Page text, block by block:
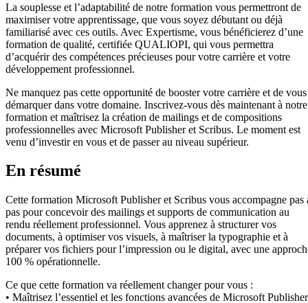
La souplesse et l’adaptabilité de notre formation vous permettront de
maximiser votre apprentissage, que vous soyez débutant ou déjà
familiarisé avec ces outils. Avec Expertisme, vous bénéficierez d’une
formation de qualité, certifiée QUALIOPI, qui vous permettra
d’acquérir des compétences précieuses pour votre carrière et votre
développement professionnel.
Ne manquez pas cette opportunité de booster votre carrière et de vous
démarquer dans votre domaine. Inscrivez-vous dès maintenant à notre
formation et maîtrisez la création de mailings et de compositions
professionnelles avec Microsoft Publisher et Scribus. Le moment est
venu d’investir en vous et de passer au niveau supérieur.
En résumé
Cette formation Microsoft Publisher et Scribus vous accompagne pas
pas pour concevoir des mailings et supports de communication au
rendu réellement professionnel. Vous apprenez à structurer vos
documents, à optimiser vos visuels, à maîtriser la typographie et à
préparer vos fichiers pour l’impression ou le digital, avec une
100 % opérationnelle.
Ce que cette formation va réellement changer pour vous :
• Maîtrisez l’essentiel et les fonctions avancées de Microsoft Publisher